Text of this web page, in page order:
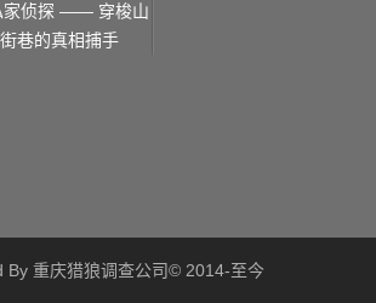
家侦探 —— 穿梭山
巷的真相捕手
By 重庆猎狼调查公司© 2014-至今